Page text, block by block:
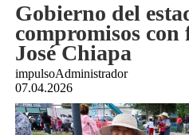
Gobierno del
compromisos con
José Chiapa
impulsoAdministrador
07.04.2026